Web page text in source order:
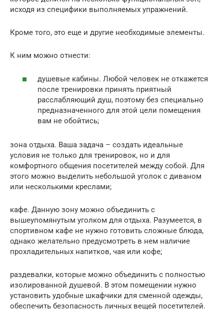
исходя из специфики выполняемых упражнений.
Кроме того, это еще и другие необходимые элементы.
К ним можно отнести:
душевые кабины. Любой человек не откажется
после тренировки принять приятный
расслабляющий душ, поэтому без специально
предназначенного для этой цели помещения
вам не обойтись;
зона отдыха. Ваша задача – создать идеальные
условия не только для тренировок, но и для
комфортного общения посетителей между собой. Для
этого можно выделить небольшой уголок с диваном
или несколькими креслами;
кафе. Данную зону можно объединить с
вышеупомянутым уголком для отдыха. Разумеется, в
спортивном кафе не нужно готовить сложные блюда,
однако желательно предусмотреть в нем наличие
прохладительных напитков, чая или кофе;
раздевалки, которые можно объединить с полностью
изолированной душевой. В этом помещении нужно
установить удобные шкафчики для сменной одежды,
обеспечить безопасность личных вещей посетителей.